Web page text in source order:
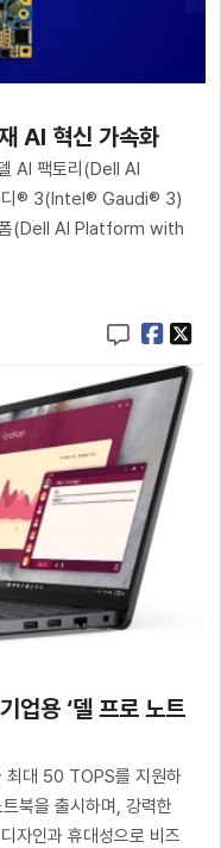
AI 혁신 가속화
AI 팩토리(Dell AI
디® 3(Intel® Gaudi® 3)
폼(Dell AI Platform with
업용 ‘델 프로 노트
대 50 TOPS를 지원하
북을 출시하며, 강력한
자인과 휴대성으로 비즈